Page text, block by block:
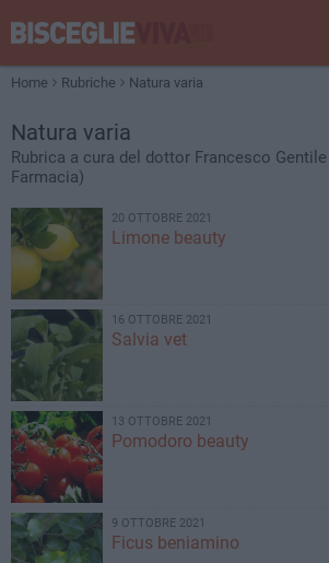
Home Rubriche Natura varia
Natura varia
Rubrica a cura del dottor Francesco
Farmacia)
20 OTTOBRE 2021
Limone beauty
16 OTTOBRE 2021
Salvia vet
13 OTTOBRE 2021
Pomodoro beauty
9 OTTOBRE 2021
Ficus beniamino